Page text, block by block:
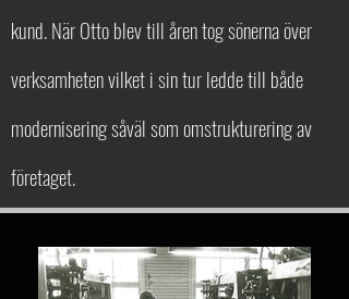
kund. När Otto blev till åren tog sönerna över
verksamheten vilket i sin tur ledde till både
modernisering såväl som omstrukturering av
företaget.